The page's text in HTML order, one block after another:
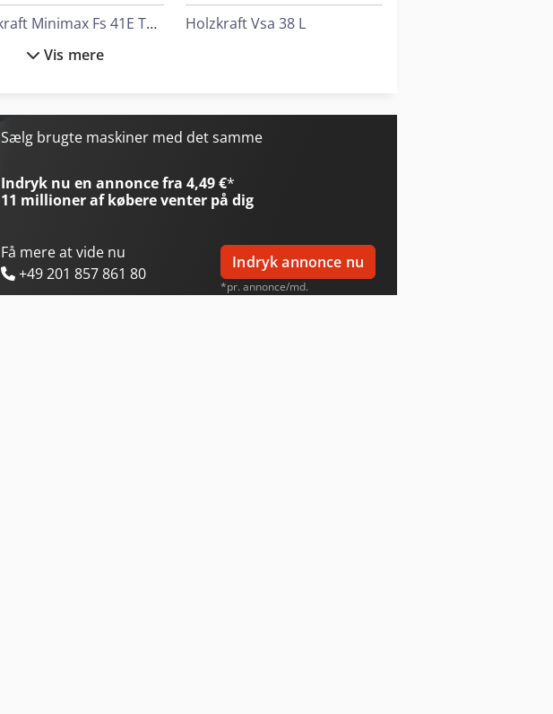
Holzkraft Minimax Fs 41E Tersa
Holzkraft Minimax Si 400Es 32 M
Holzkraft Vsa 38 L
Vis mere
Sælg brugte maskiner med det samme
Indryk nu en annonce fra 4,49 €*
11 millioner af købereventer på dig
Få mere at vide nu
+49 201 857 861 80
Indryk annonce nu
*pr. annonce/md.